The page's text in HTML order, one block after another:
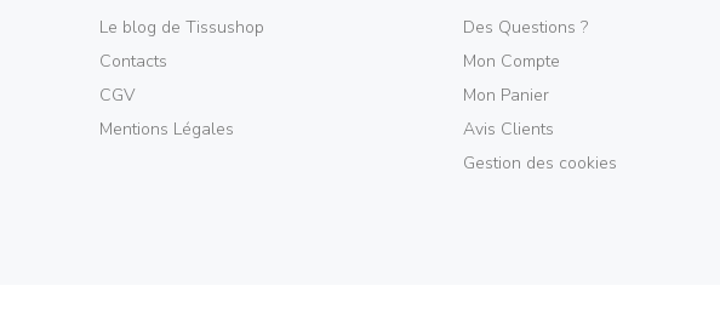
Le blog de Tissushop
Contacts
CGV
Mentions Légales
Des Questions ?
Mon Compte
Mon Panier
Avis Clients
Gestion des cookies